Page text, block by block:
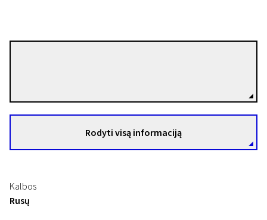
Rodyti visą informaciją
Kalbos
Rusų